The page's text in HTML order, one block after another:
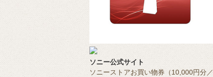
ソニー公式サイト
ソニーストアお買い物券（10,000円分／